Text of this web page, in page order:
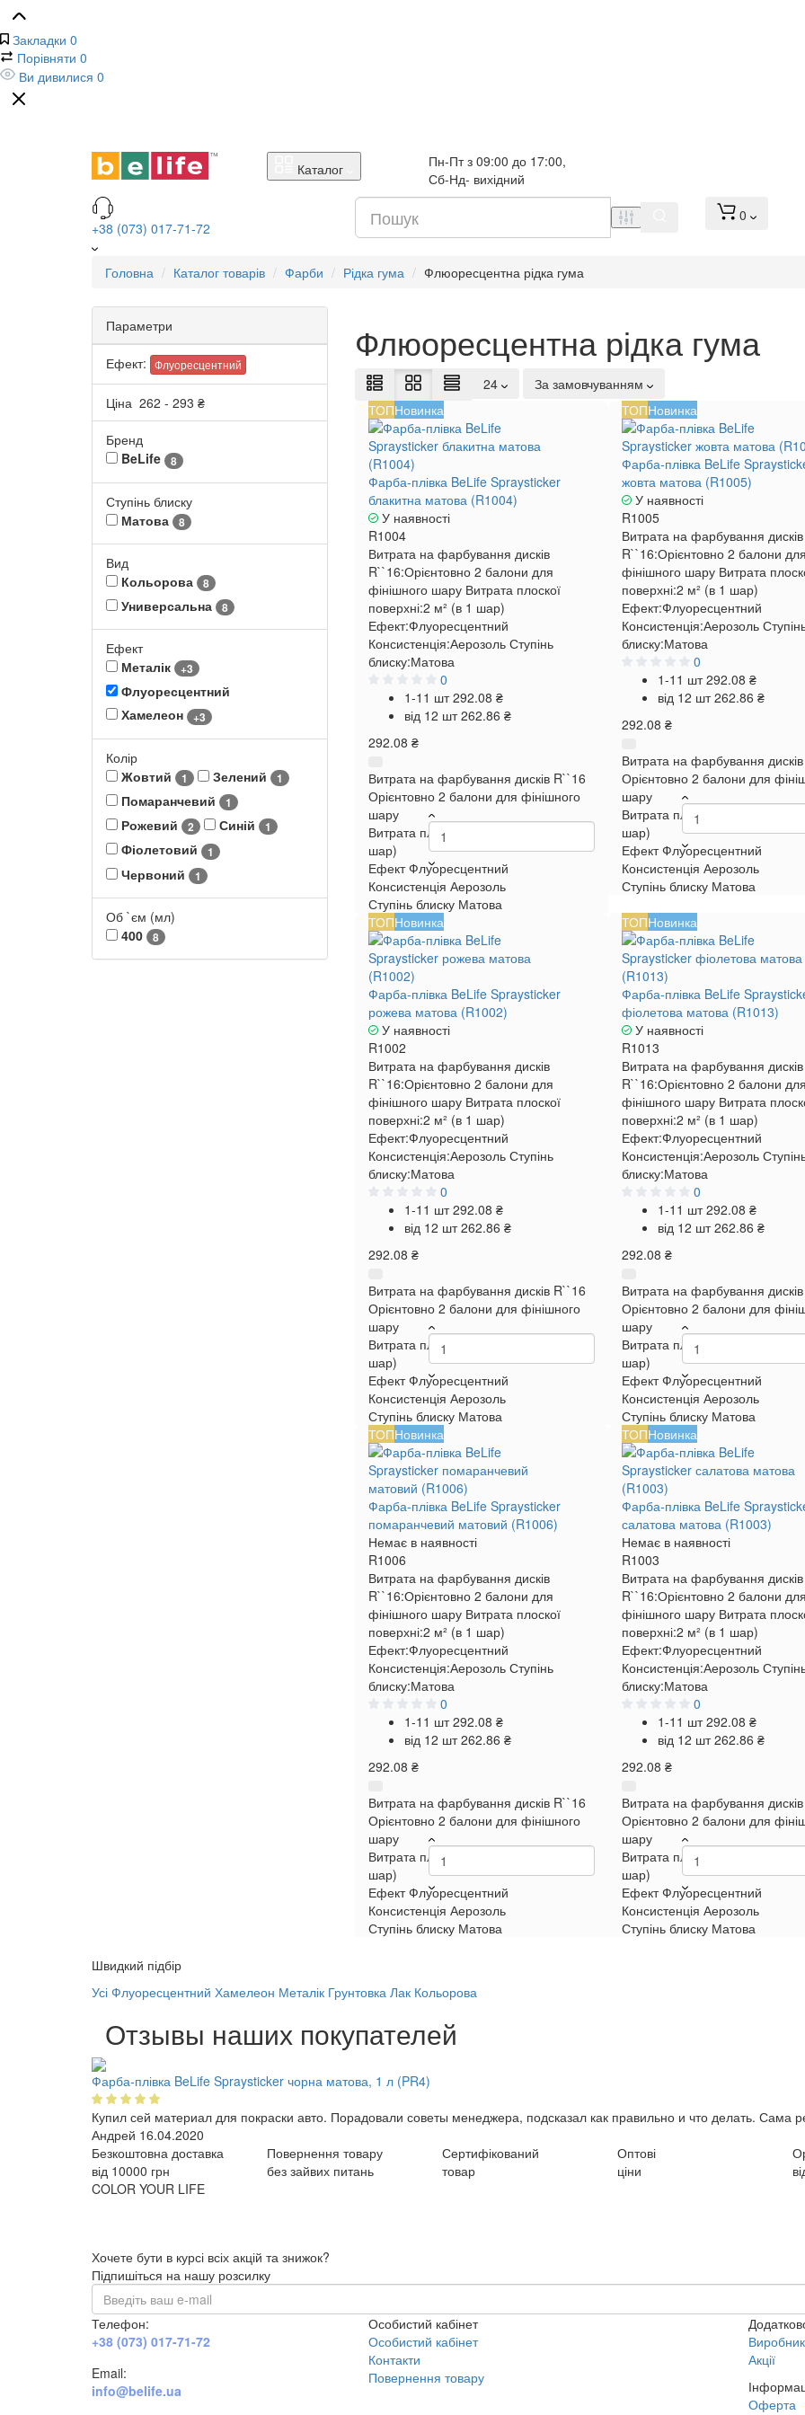
Закладки 0
Порівняти 0
Ви дивилися 0
Каталог
Пн-Пт з 09:00 до 17:00,
Сб-Нд- вихідний
+38 (073) 017-71-72
0
Головна Каталог товарів Фарби Рідка гума Флюоресцентна рідка гума
Параметри
Ефект: Флуоресцентний
Ціна 262 - 293 ₴
Бренд
BeLife
8
Ступінь блиску
Матова
8
Вид
Кольорова
8
Универсальна 8
Ефект
Металік
+3
Флуоресцентний
Хамелеон
+3
Колір
Жовтий
1 Зелений 1
Помаранчевий 1
Рожевий 2 Синій 1
Фіолетовий 1
Червоний 1
Об `єм (мл)
400
8
Флюоресцентна рідка гума
24
За замовчуванням
ТОПНовинка
Фарба-плівка BeLife Spraysticker
блакитна матова (R1004)
У наявності
R1004
Витрата на фарбування дисків
R``16:Орієнтовно 2 балони для
фінішного шару Витрата плоскої
поверхні:2 м² (в 1 шар)
Ефект:Флуоресцентний
Консистенція:Аерозоль Ступінь
блиску:Матова
0
1-11 шт292.08 ₴
від 12 шт262.86 ₴
292.08 ₴
Витрата на фарбування дисків R``16
Орієнтовно 2 балони для фінішного
шару
Витрата плоскої поверхні
шар)
Ефект Флуоресцентний
Консистенція Аерозоль
Ступінь блиску Матова
ТОПНовинка
Фарба-плівка BeLife
жовта матова (R1005)
У наявності
R1005
Витрата на фарбування дисків
R``16:Орієнтовно 2 балони для
фінішного шару Витрата
поверхні:2 м² (в 1 шар)
Ефект:Флуоресцентний
Консистенція:Аерозоль
блиску:Матова
0
1-11 шт292.08 ₴
від 12 шт262.86 ₴
292.08 ₴
Витрата на фарбування
Орієнтовно 2 балони для
шару
Витрата плоскої поверхні
шар)
Ефект Флуоресцентний
Консистенція Аерозоль
Ступінь блиску Матова
ТОПНовинка
Фарба-плівка BeLife Spraysticker
рожева матова (R1002)
У наявності
R1002
Витрата на фарбування дисків
R``16:Орієнтовно 2 балони для
фінішного шару Витрата плоскої
поверхні:2 м² (в 1 шар)
Ефект:Флуоресцентний
Консистенція:Аерозоль Ступінь
блиску:Матова
0
1-11 шт292.08 ₴
від 12 шт262.86 ₴
292.08 ₴
Витрата на фарбування дисків R``16
Орієнтовно 2 балони для фінішного
шару
Витрата плоскої поверхні
шар)
Ефект Флуоресцентний
Консистенція Аерозоль
Ступінь блиску Матова
ТОПНовинка
Фарба-плівка BeLife
фіолетова матова (R1013)
У наявності
R1013
Витрата на фарбування дисків
R``16:Орієнтовно 2 балони для
фінішного шару Витрата
поверхні:2 м² (в 1 шар)
Ефект:Флуоресцентний
Консистенція:Аерозоль
блиску:Матова
0
1-11 шт292.08 ₴
від 12 шт262.86 ₴
292.08 ₴
Витрата на фарбування
Орієнтовно 2 балони для
шару
Витрата плоскої поверхні
шар)
Ефект Флуоресцентний
Консистенція Аерозоль
Ступінь блиску Матова
ТОПНовинка
Фарба-плівка BeLife Spraysticker
помаранчевий матовий (R1006)
Немає в наявності
R1006
Витрата на фарбування дисків
R``16:Орієнтовно 2 балони для
фінішного шару Витрата плоскої
поверхні:2 м² (в 1 шар)
Ефект:Флуоресцентний
Консистенція:Аерозоль Ступінь
блиску:Матова
0
1-11 шт292.08 ₴
від 12 шт262.86 ₴
292.08 ₴
Витрата на фарбування дисків R``16
Орієнтовно 2 балони для фінішного
шару
Витрата плоскої поверхні
шар)
Ефект Флуоресцентний
Консистенція Аерозоль
Ступінь блиску Матова
ТОПНовинка
Фарба-плівка BeLife
салатова матова (R1003)
Немає в наявності
R1003
Витрата на фарбування дисків
R``16:Орієнтовно 2 балони для
фінішного шару Витрата
поверхні:2 м² (в 1 шар)
Ефект:Флуоресцентний
Консистенція:Аерозоль
блиску:Матова
0
1-11 шт292.08 ₴
від 12 шт262.86 ₴
292.08 ₴
Витрата на фарбування
Орієнтовно 2 балони для
шару
Витрата плоскої поверхні
шар)
Ефект Флуоресцентний
Консистенція Аерозоль
Ступінь блиску Матова
Швидкий підбір
Усі Флуоресцентний Хамелеон Металік Грунтовка Лак Кольорова
Отзывы наших покупателей
Фарба-плівка BeLife Spraysticker чорна матова, 1 л (PR4)
Купил сей материал для покраски авто. Порадовали советы менеджера, подсказал как правильно и что делать. Сама
Андрей 16.04.2020
Безкоштовна доставка
від 10000 грн
Повернення товару
без зайвих питань
Сертифікований
товар
Оптові
ціни
COLOR YOUR LIFE
Хочете бути в курсі всіх акцій та знижок?
Підпишіться на нашу розсилку
Телефон:
+38 (073) 017-71-72
Email:
info@belife.ua
Особистий кабінет
Особистий кабінет
Контакти
Повернення товару
Акції
Оферта